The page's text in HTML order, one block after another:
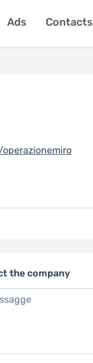
Ads Contacts
the company